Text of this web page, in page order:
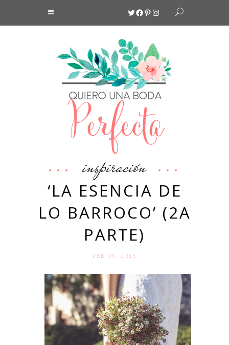
Twitter
Facebook
Pinterest
Instagram
inspiración
‘LA ESENCIA DE
LO BARROCO’ (2A
PARTE)
FEB 05. 2015